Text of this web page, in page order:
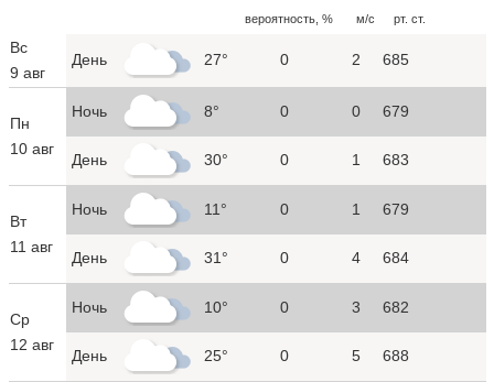
вероятность, %
м/с
рт. ст.
Вс
9 авг
День 27° 0 2 685
Пн
10 авг
Ночь 8° 0 0 679
День 30° 0 1 683
Вт
11 авг
Ночь 11° 0 1 679
День 31° 0 4 684
Ср
12 авг
Ночь 10° 0 3 682
День 25° 0 5 688